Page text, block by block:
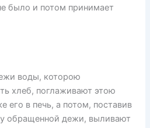
было и потом принимает
воды, которою
хлеб, поглаживают этою
его в печь, а потом, поставив
обращенной дежи, выливают